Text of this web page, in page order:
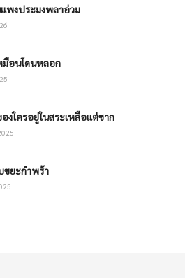
พงประมงพลาอ่วม
มือนโดนหลอก
งใครอยู่ในสระเหลือแต่ซาก
ขยะกำพร้า